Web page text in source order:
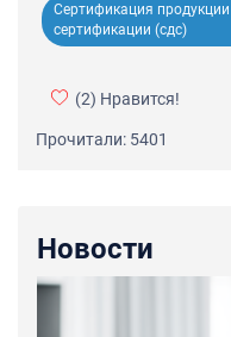
Сертификация
сертификации (сдс)
(2) Нравится!
Прочитали: 5401
Новости